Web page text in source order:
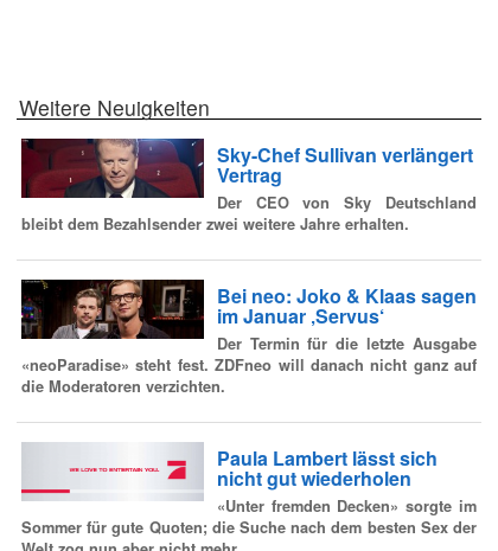
Weitere Neuigkeiten
Sky-Chef Sullivan verlängert
Vertrag
Der CEO von Sky Deutschland
bleibt dem Bezahlsender zwei weitere Jahre erhalten.
Bei neo: Joko & Klaas sagen
im Januar ‚Servus‘
Der Termin für die letzte Ausgabe
«neoParadise» steht fest. ZDFneo will danach nicht ganz auf
die Moderatoren verzichten.
Paula Lambert lässt sich
nicht gut wiederholen
«Unter fremden Decken» sorgte im
Sommer für gute Quoten; die Suche nach dem besten Sex der